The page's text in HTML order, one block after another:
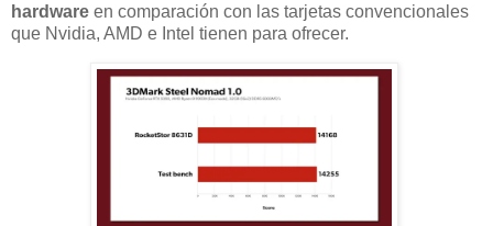
hardware en comparación con las tarjetas convencionales
que Nvidia, AMD e Intel tienen para ofrecer.